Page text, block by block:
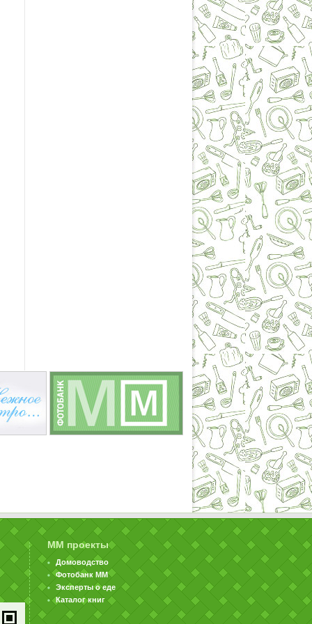
ММ проекты
Домоводство
Фотобанк ММ
Эксперты о еде
Каталог книг